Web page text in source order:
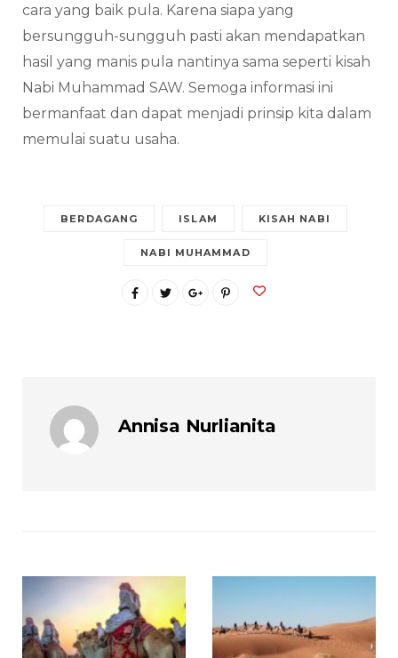
cara yang baik pula. Karena siapa yang
bersungguh-sungguh pasti akan mendapatkan
hasil yang manis pula nantinya sama seperti kisah
Nabi Muhammad SAW. Semoga informasi ini
bermanfaat dan dapat menjadi prinsip kita dalam
memulai suatu usaha.
BERDAGANG ISLAM KISAH NABI
NABI MUHAMMAD
Annisa Nurlianita